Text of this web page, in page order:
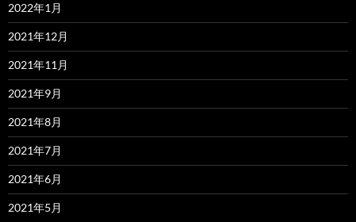
2022年1月
2021年12月
2021年11月
2021年9月
2021年8月
2021年7月
2021年6月
2021年5月